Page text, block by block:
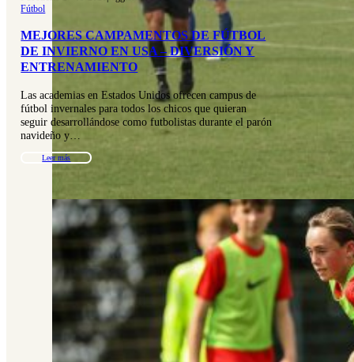
Fútbol
MEJORES CAMPAMENTOS DE FÚTBOL
DE INVIERNO EN USA – DIVERSIÓN Y
ENTRENAMIENTO
Las academias en Estados Unidos ofrecen campus de
fútbol invernales para todos los chicos que quieran
seguir desarrollándose como futbolistas durante el parón
navideño y…
Leer más